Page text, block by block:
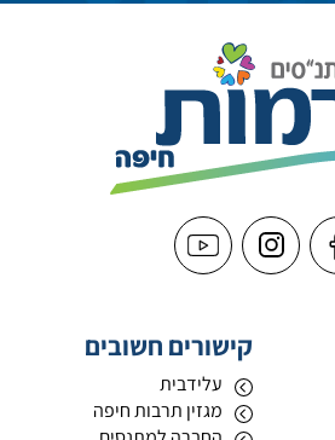
קישורים חשובים
עלידבית
מגזין תרבות חיפה